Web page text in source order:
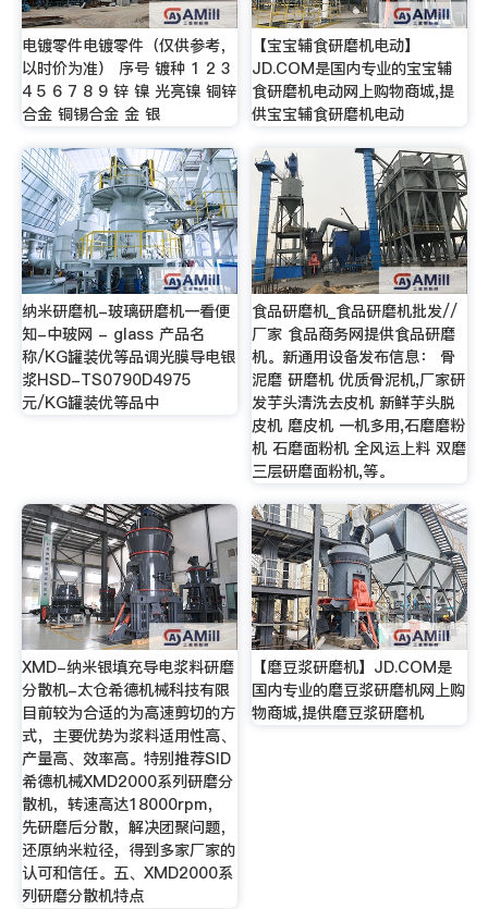
电镀零件电镀零件（仅供参考，
以时价为准） 序号 镀种 1 2 3
4 5 6 7 8 9 锌 镍 光亮镍 铜锌
合金 铜锡合金 金 银
【宝宝辅食研磨机电动】
JD.COM是国内专业的宝宝辅
食研磨机电动网上购物商城,提
供宝宝辅食研磨机电动
纳米研磨机-玻璃研磨机一看便
知-中玻网 - glass 产品名
称/KG罐装优等品调光膜导电银
浆HSD-TS0790D4975
元/KG罐装优等品中
食品研磨机_食品研磨机批发//
厂家 食品商务网提供食品研磨
机。新通用设备发布信息： 骨
泥磨 研磨机 优质骨泥机,厂家研
发芋头清洗去皮机 新鲜芋头脱
皮机 磨皮机 一机多用,石磨磨粉
机 石磨面粉机 全风运上料 双磨
三层研磨面粉机,等。
XMD-纳米银填充导电浆料研磨
分散机-太仓希德机械科技有限
目前较为合适的为高速剪切的方
式，主要优势为浆料适用性高、
产量高、效率高。特别推荐SID
希德机械XMD2000系列研磨分
散机，转速高达18000rpm，
先研磨后分散，解决团聚问题，
还原纳米粒径，得到多家厂家的
认可和信任。五、XMD2000系
列研磨分散机特点
【磨豆浆研磨机】JD.COM是
国内专业的磨豆浆研磨机网上购
物商城,提供磨豆浆研磨机